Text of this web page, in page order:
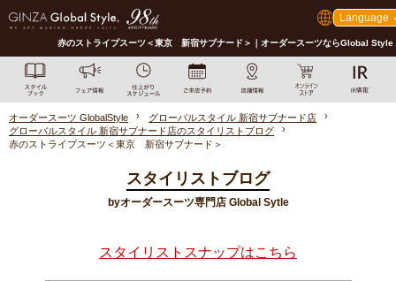
Language
赤のストライプスーツ＜東京 新宿サブナード＞｜オーダースーツならGlobal Style
オーダースーツ GlobalStyle
グローバルスタイル 新宿サブナード店
グローバルスタイル 新宿サブナード店のスタイリストブログ
赤のストライプスーツ＜東京 新宿サブナード＞
スタイリストブログ
byオーダースーツ専門店 Global Sytle
スタイリストスナップはこちら